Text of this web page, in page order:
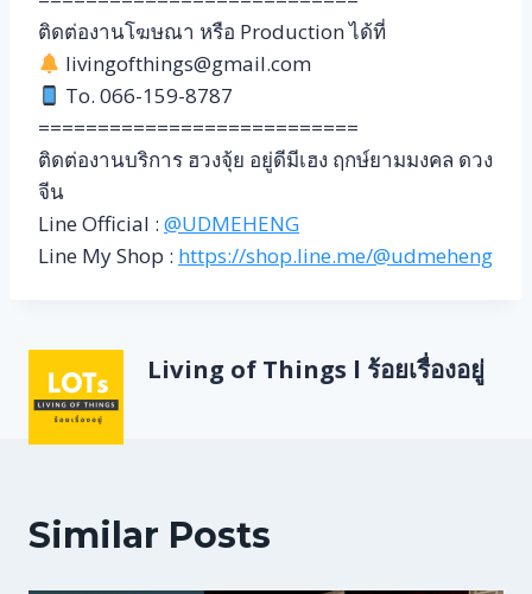
ติดต่องานโฆษณา หรือ Production ได้ที่
livingofthings@gmail.com
To. 066-159-8787
===========================
ติดต่องานบริการ ฮวงจุ้ย อยู่ดีมีเฮง ฤกษ์ยามมงคล ดวง
จีน
Line Official : @UDMEHENG
Line My Shop : https://shop.line.me/@udmeheng
Living of Things l ร้อยเรื่องอยู่
Similar Posts